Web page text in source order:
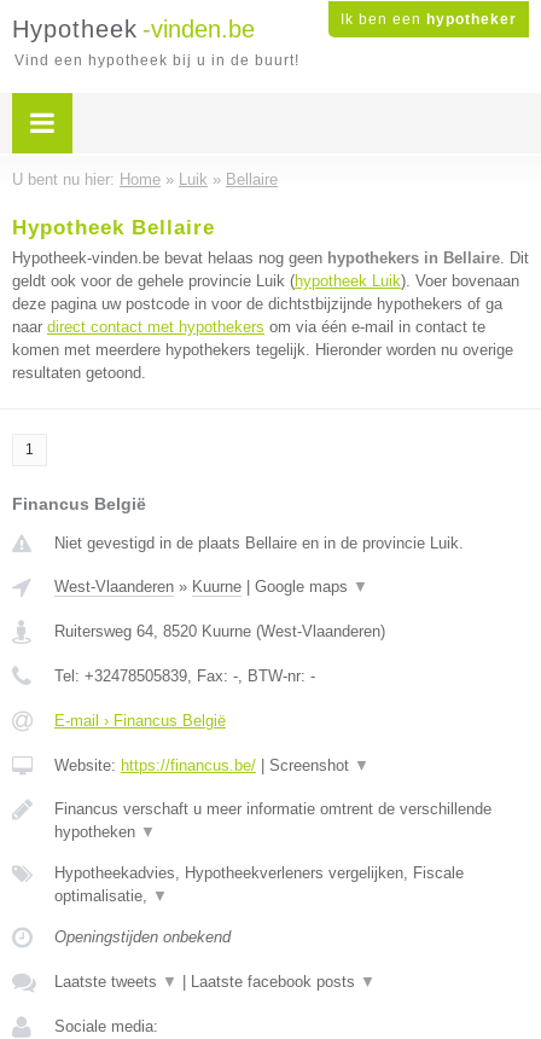
Ik ben een hypotheker
Hypotheek -vinden.be
Vind een hypotheek bij u in de buurt!
U bent nu hier: Home » Luik » Bellaire
Hypotheek Bellaire
Hypotheek-vinden.be bevat helaas nog geen hypothekers in Bellaire. Dit
geldt ook voor de gehele provincie Luik (hypotheek Luik). Voer bovenaan
deze pagina uw postcode in voor de dichtstbijzijnde hypothekers of ga
naar direct contact met hypothekers om via één e-mail in contact te
komen met meerdere hypothekers tegelijk. Hieronder worden nu overige
resultaten getoond.
1
Financus België
Niet gevestigd in de plaats Bellaire en in de provincie Luik.
West-Vlaanderen » Kuurne Google maps ▼
Ruitersweg 64, 8520 Kuurne (West-Vlaanderen)
Tel: +32478505839, Fax: -, BTW-nr: -
E-mail › Financus België
Website: https://financus.be/ Screenshot ▼
Financus verschaft u meer informatie omtrent de verschillende
hypotheken ▼
Hypotheekadvies, Hypotheekverleners vergelijken, Fiscale
optimalisatie, ▼
Openingstijden onbekend
Laatste tweets ▼ Laatste facebook posts ▼
Sociale media: